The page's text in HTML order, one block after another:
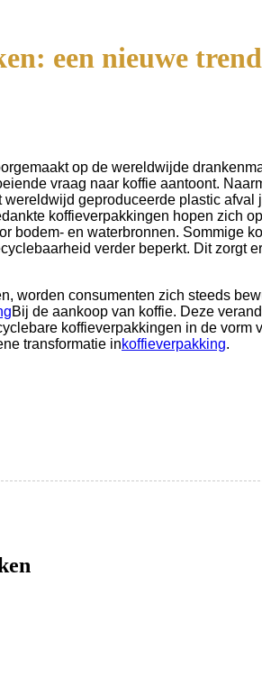
een nieuwe
op de wereldwijde
vraag naar koffie aantoont.
geproduceerde plastic
koffieverpakkingen hopen zich
bodem- en waterbronnen. Sommige
verder beperkt. Dit zorgt
worden consumenten zich steeds
Bij de aankoop van koffie. Deze
koffieverpakkingen in de vorm
transformatie inkoffieverpakking.